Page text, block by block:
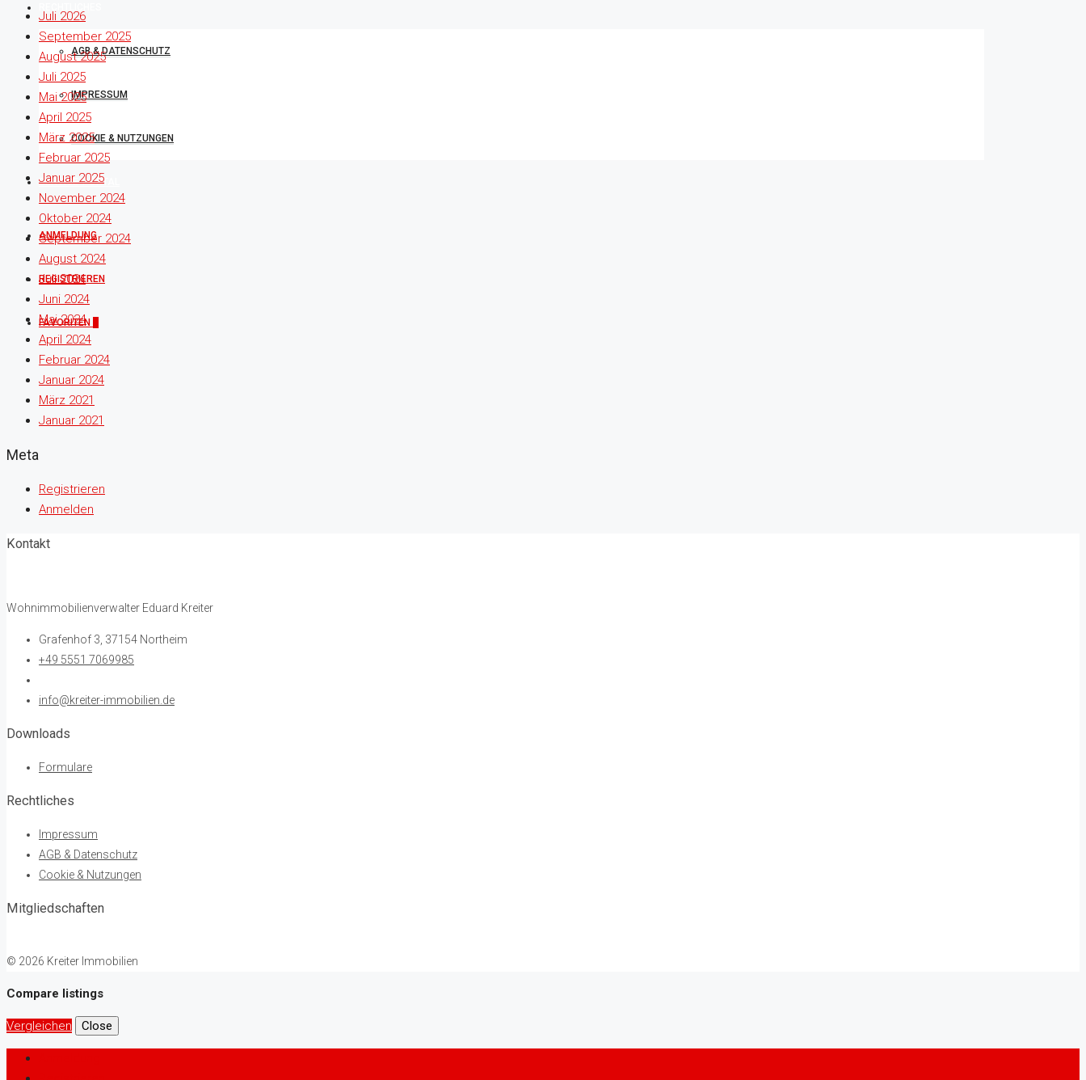
AGB & DATENSCHUTZ
IMPRESSUM
COOKIE & NUTZUNGEN
SERVICE-PORTAL
ANMELDUNG
REGISTRIEREN
FAVORITEN
Juli 2026
September 2025
August 2025
Juli 2025
Mai 2025
April 2025
März 2025
Februar 2025
Januar 2025
November 2024
Oktober 2024
September 2024
August 2024
Juli 2024
Juni 2024
Mai 2024
April 2024
Februar 2024
Januar 2024
März 2021
Januar 2021
Meta
Registrieren
Anmelden
Kontakt
Wohnimmobilienverwalter Eduard Kreiter
Grafenhof 3, 37154 Northeim
+49 5551 7069985
info@kreiter-immobilien.de
Downloads
Formulare
Rechtliches
Impressum
AGB & Datenschutz
Cookie & Nutzungen
Mitgliedschaften
© 2026 Kreiter Immobilien
Compare listings
Vergleichen Close